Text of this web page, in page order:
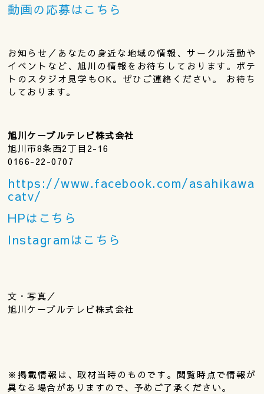
動画の応募はこちら
お知らせ／あなたの身近な地域の情報、サークル活動や
イベントなど、旭川の情報をお待ちしております。ポテ
トのスタジオ見学もOK。ぜひご連絡ください。 お待ち
しております。
旭川ケーブルテレビ株式会社
旭川市8条西2丁目2-16
0166-22-0707
https://www.facebook.com/asahikawa
catv/
HPはこちら
Instagramはこちら
文・写真／
旭川ケーブルテレビ株式会社
※掲載情報は、取材当時のものです。閲覧時点で情報が
異なる場合がありますので、予めご了承ください。